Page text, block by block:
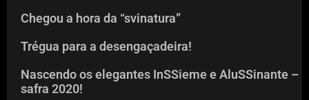
Chegou a hora da “svinatura”
Trégua para a desengaçadeira!
Nascendo os elegantes InSSieme e AluSSinante –
safra 2020!